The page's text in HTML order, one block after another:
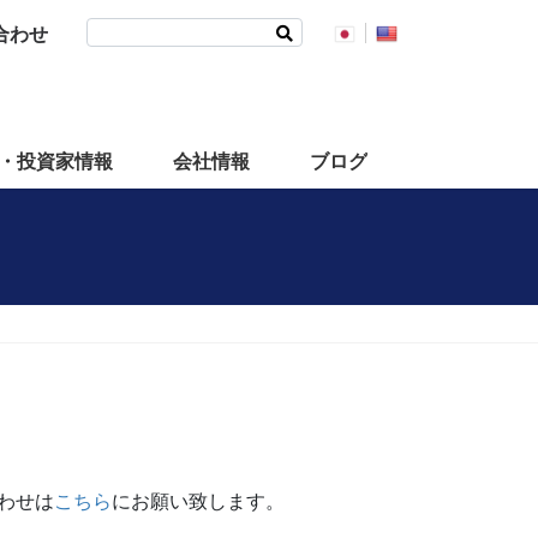
わせ
投資家情報 会社情報 ブログ
せはこちらにお願い致します。